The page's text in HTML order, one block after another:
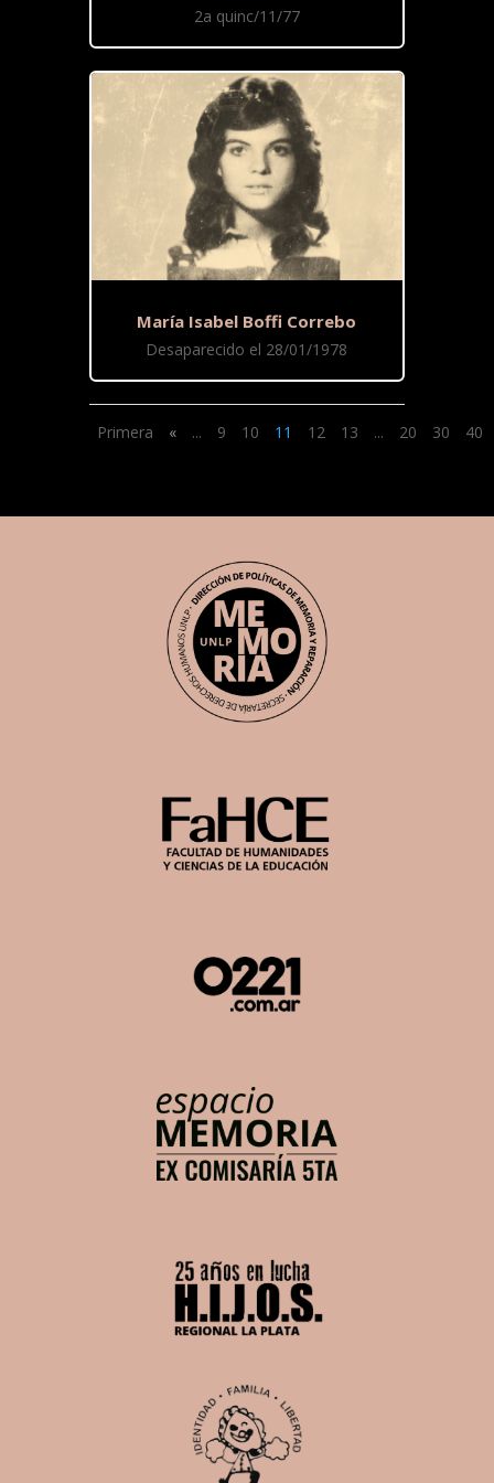
2a quinc/11/77
María Isabel Boffi Correbo
Desaparecido el 28/01/1978
Primera « ... 9 10 11 12 13 ... 20 30 40